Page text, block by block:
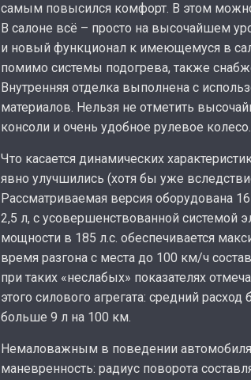
самым повысился комфорт. В этом можно
В салоне всё – просто на высочайшем
и новый функционал к имеющемуся в
помимо системы подогрева, также
Внутренняя отделка выполнена с
материалов. Нельзя не отметить
консоли и очень удобное рулевое колесо.
Что касается динамических
явно улучшились (хотя бы уже
Рассматриваемая версия оборудована
2,5 л, с усовершенствованной системой
мощности в 185 л.с. обеспечивается
время разгона с места до 100 км/ч
при таких «неслабых» показателях
этого силового агрегата: средний
больше 9 л на 100 км.
Немаловажным в поведении
маневренность: радиус поворота